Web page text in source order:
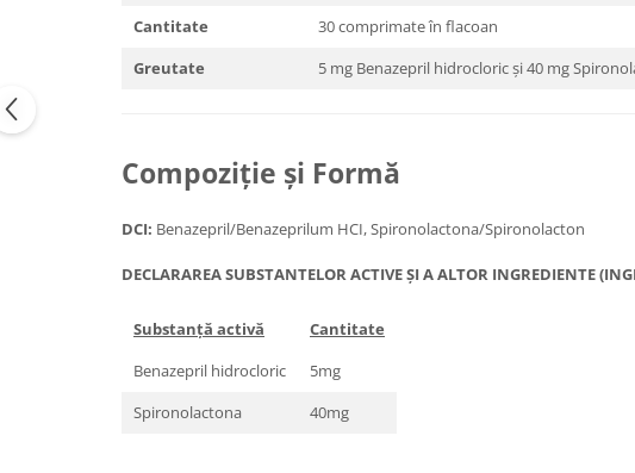
Cantitate
30 comprimate în flacoan
Greutate
5 mg Benazepril hidrocloric și 40 mg
Compoziție și Formă
DCI: Benazepril/Benazeprilum HCI, Spironolactona/Spironolacton
DECLARAREA SUBSTANTELOR ACTIVE ȘI A ALTOR INGREDIENTE
Substanță activă
Cantitate
Benazepril hidrocloric
5mg
Spironolactona
40mg